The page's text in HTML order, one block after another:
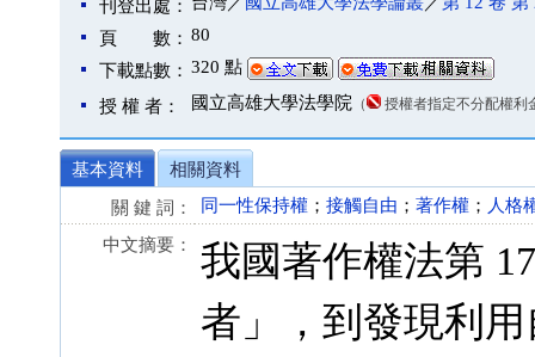
刊登出處：
頁 數： 80
下載點數： 320 點
授 權 者： 國立高雄大學法學院 （ 授權者指定不分配權利
基本資料
相關資料
關 鍵 詞：
同一性保持權 ； 接觸自由 ； 著作權 ； 人格
中文摘要：
我國著作權法第
者」，到發現利